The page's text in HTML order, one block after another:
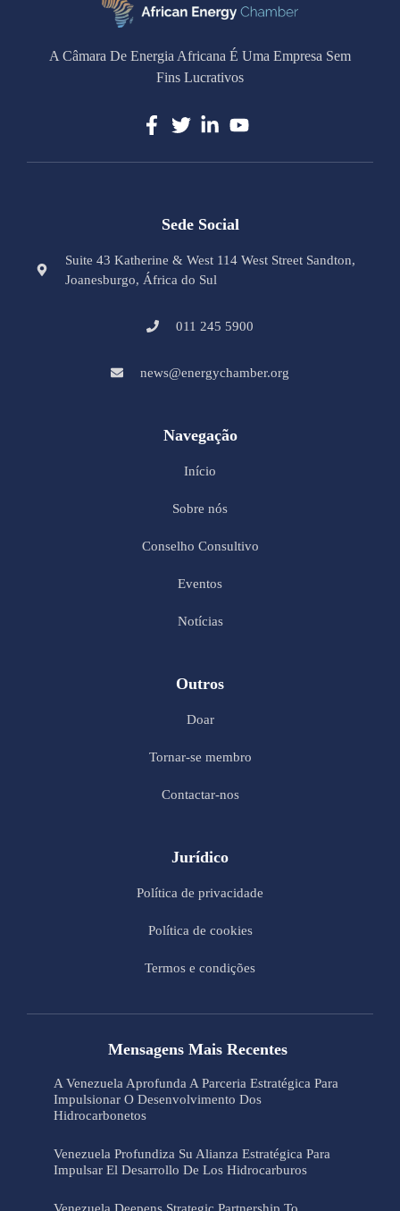
A Câmara De Energia Africana É Uma Empresa Sem
Fins Lucrativos
Sede Social
Suite 43 Katherine & West 114 West Street Sandton,
Joanesburgo, África do Sul
011 245 5900
news@energychamber.org
Navegação
Início
Sobre nós
Conselho Consultivo
Eventos
Notícias
Outros
Doar
Tornar-se membro
Contactar-nos
Jurídico
Política de privacidade
Política de cookies
Termos e condições
Mensagens Mais Recentes
A Venezuela Aprofunda A Parceria Estratégica Para
Impulsionar O Desenvolvimento Dos
Hidrocarbonetos
Venezuela Profundiza Su Alianza Estratégica Para
Impulsar El Desarrollo De Los Hidrocarburos
Venezuela Deepens Strategic Partnership To